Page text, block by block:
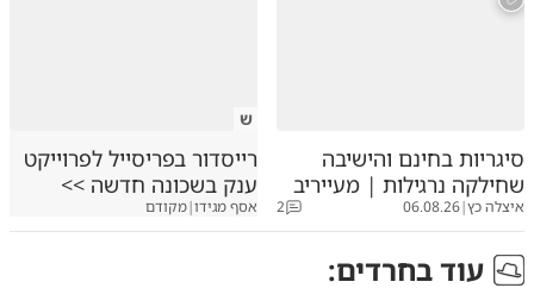
סיגריות בחינם והישיבה
שחילקה נרגילות | מעייריב
איצלה כץ|
06.08.26
2
ש
רייסדור בפריסייל לפרוייקט
ענק בשכונה חדשה >>
אסף מגידו|מקודם
עוד בחרדים: